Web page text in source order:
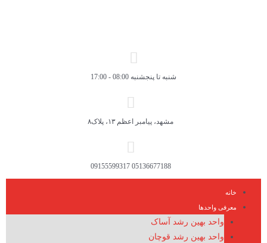
شنبه تا پنجشنبه 08:00 - 17:00
مشهد، پیامبر اعظم ۱۳، پلاک۸
05136677188 09155599317
خانه
معرفی واحدها
واحد بهین رشد آساک
واحد بهین رشد قوچان